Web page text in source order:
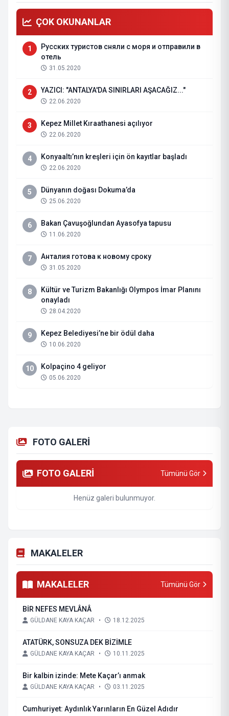
ÇOK OKUNANLAR
1
Русских туристов сняли с моря и отправили в
отель
31.05.2020
2 YAZICI: "ANTALYA'DA SINIRLARI AŞACAĞIZ..."
22.06.2020
3 Kepez Millet Kıraathanesi açılıyor
22.06.2020
4 Konyaaltı’nın kreşleri için ön kayıtlar başladı
22.06.2020
5 Dünyanın doğası Dokuma’da
25.06.2020
6 Bakan Çavuşoğlundan Ayasofya tapusu
11.06.2020
7 Анталия готова к новому сроку
31.05.2020
8
Kültür ve Turizm Bakanlığı Olympos İmar Planını
onayladı
28.04.2020
9 Kepez Belediyesi’ne bir ödül daha
10.06.2020
10 Kolpaçino 4 geliyor
05.06.2020
FOTO GALERİ
FOTO GALERİ Tümünü Gör
Henüz galeri bulunmuyor.
MAKALELER
MAKALELER Tümünü Gör
BİR NEFES MEVLÂNÂ
GÜLDANE KAYA KAÇAR • 18.12.2025
ATATÜRK, SONSUZA DEK BİZİMLE
GÜLDANE KAYA KAÇAR • 10.11.2025
Bir kalbin izinde: Mete Kaçar’ı anmak
GÜLDANE KAYA KAÇAR • 03.11.2025
Cumhuriyet: Aydınlık Yarınların En Güzel Adıdır